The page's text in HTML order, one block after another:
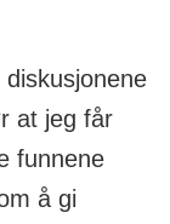
at jeg får
funnene
å gi